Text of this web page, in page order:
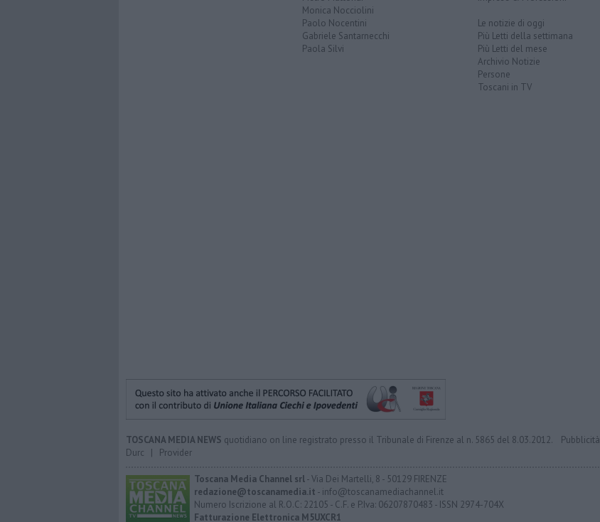
Monica Nocciolini
Paolo Nocentini
Gabriele Santarnecchi
Paola Silvi
Le notizie di oggi
Più Letti della settimana
Più Letti del mese
Archivio Notizie
Persone
Toscani in TV
TOSCANA MEDIA NEWS quotidiano on line registrato presso il Tribunale di Firenze al n. 5865 del 8.03.2012. Pubblicità
Durc | Provider
Toscana Media Channel srl- Via Dei Martelli, 8 - 50129 FIRENZE
redazione@toscanamedia.it - info@toscanamediachannel.it
Numero Iscrizione al R.O.C: 22105 - C.F. e P.Iva: 06207870483 - ISSN 2974-704X
Fatturazione Elettronica M5UXCR1